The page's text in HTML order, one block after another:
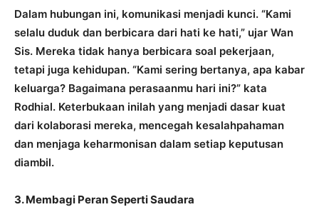
Dalam hubungan ini, komunikasi menjadi kunci. “Kami
selalu duduk dan berbicara dari hati ke hati,” ujar Wan
Sis. Mereka tidak hanya berbicara soal pekerjaan,
tetapi juga kehidupan. “Kami sering bertanya, apa kabar
keluarga? Bagaimana perasaanmu hari ini?” kata
Rodhial. Keterbukaan inilah yang menjadi dasar kuat
dari kolaborasi mereka, mencegah kesalahpahaman
dan menjaga keharmonisan dalam setiap keputusan
diambil.
3. Membagi Peran Seperti Saudara